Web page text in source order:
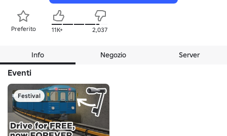
Preferito 11K+ 2,037
Info Negozio Server
Eventi
Festival